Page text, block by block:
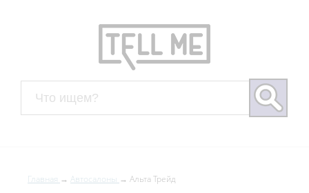
Главная Автосалоны Альта Трейд